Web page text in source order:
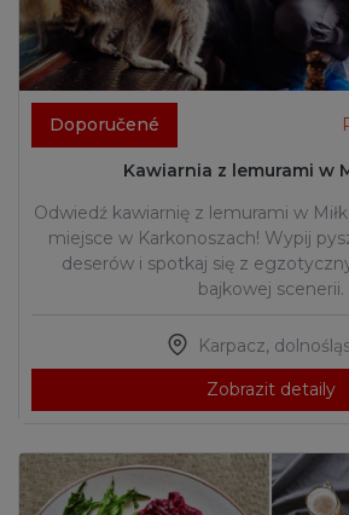
Doporučené
Kawiarnia z lemurami w
Odwiedź kawiarnię z lemurami w
miejsce w Karkonoszach! Wypij
deserów i spotkaj się z
bajkowej scenerii.
Karpacz,
Zobrazit detaily